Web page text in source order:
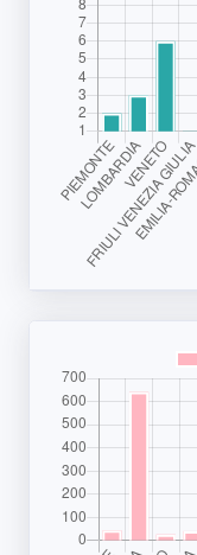
Segnala dati
rilevati in
azienda
area riservata
Torna alla